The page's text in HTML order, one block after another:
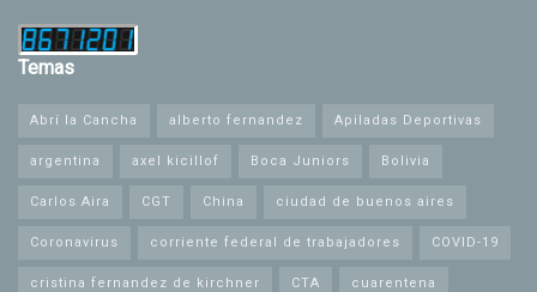
Temas
Abrí la Cancha alberto fernandez Apiladas Deportivas
argentina axel kicillof Boca Juniors Bolivia
Carlos Aira CGT China ciudad de buenos aires
Coronavirus corriente federal de trabajadores COVID-19
cristina fernandez de kirchner CTA cuarentena